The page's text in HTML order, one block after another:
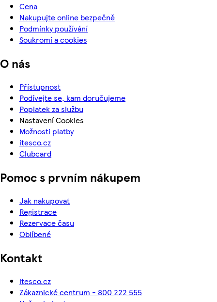
Cena
Nakupujte online bezpečně
Podmínky používání
Soukromí a cookies
O nás
Přístupnost
Podívejte se, kam doručujeme
Poplatek za službu
Nastavení Cookies
Možnosti platby
itesco.cz
Clubcard
Pomoc s prvním nákupem
Jak nakupovat
Registrace
Rezervace času
Oblíbené
Kontakt
itesco.cz
Zákaznické centrum - 800 222 555